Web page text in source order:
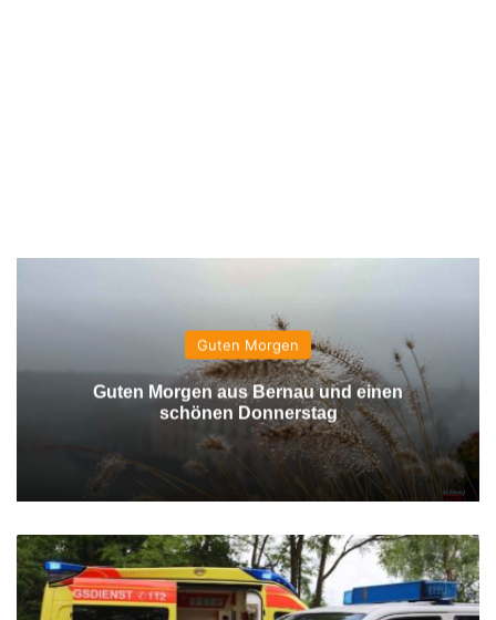
Guten Morgen
Guten Morgen aus Bernau und einen
schönen Donnerstag